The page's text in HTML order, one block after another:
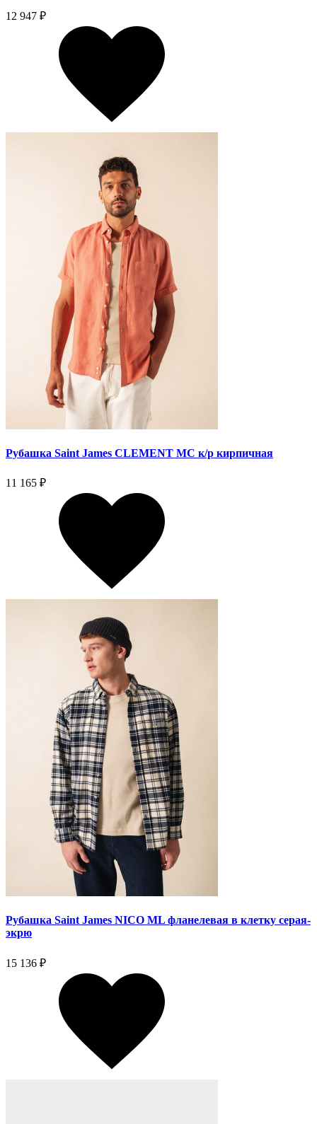
12 947 ₽
Рубашка Saint James CLEMENT MC к/р кирпичная
11 165 ₽
Рубашка Saint James NICO ML фланелевая в клетку серая-
экрю
15 136 ₽